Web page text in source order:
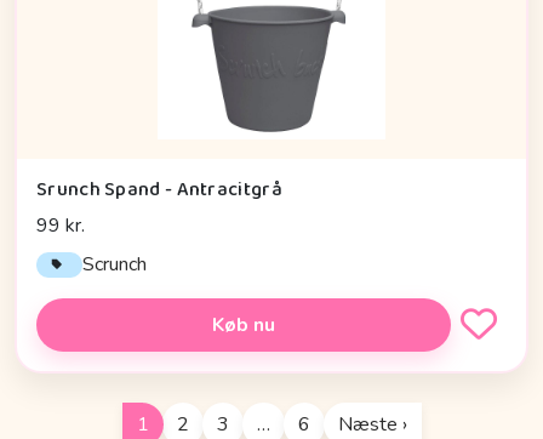
Srunch Spand - Antracitgrå
99 kr.
Scrunch
Køb nu
1 2 3 … 6 Næste ›